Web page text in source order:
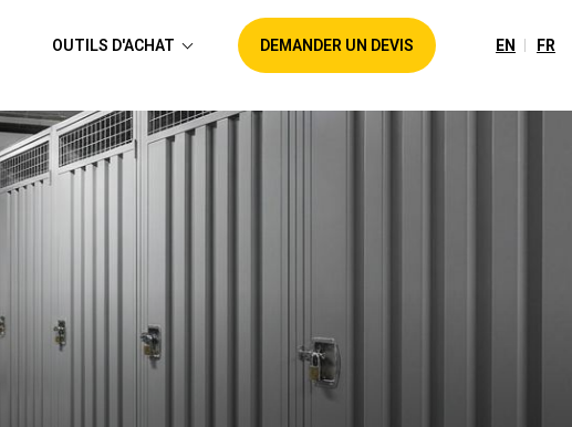
OUTILS D'ACHAT DEMANDER UN DEVIS EN FR